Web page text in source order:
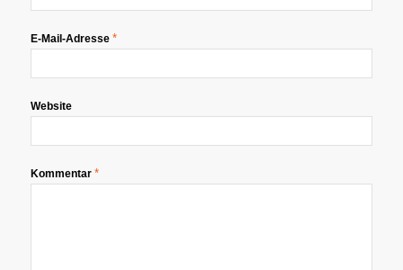
E-Mail-Adresse *
Website
Kommentar *